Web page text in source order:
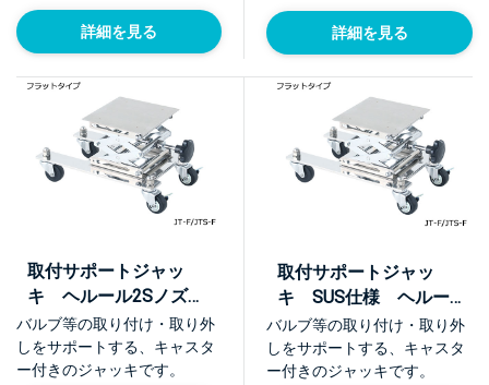
詳細を見る 詳細を見る
取付サポートジャッ
キ ヘルール2Sノズル
タイプ【JT】
バルブ等の取り付け・取り外
しをサポートする、キャスタ
ー付きのジャッキです。
取付サポートジャッ
キ SUS仕様 ヘルー
ル2Sノズルタイプ
【JTS】
バルブ等の取り付け・取り外
しをサポートする、キャスタ
ー付きのジャッキです。